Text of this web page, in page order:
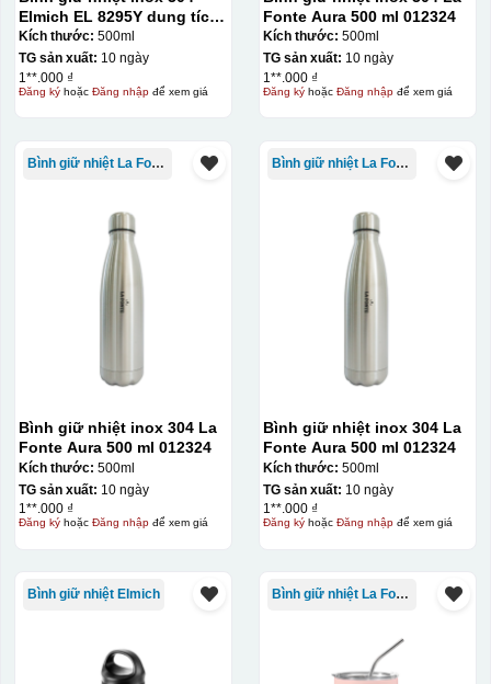
Hộp xi ly sứ
Elmich EL 8295Y dung tích
500ml
Kích thước: 500ml
TG sản xuất: 10 ngày
1**.000 ₫
Đăng kýhoặc Đăng nhậpđể xem giá
Fonte Aura 500 ml 012324
Kích thước: 500ml
TG sản xuất: 10 ngày
1**.000 ₫
Đăng kýhoặc Đăng nhậpđể xem giá
Bình giữ nhiệt La Fonte
Bình giữ nhiệt inox 304 La
Fonte Aura 500 ml 012324
Kích thước: 500ml
TG sản xuất: 10 ngày
1**.000 ₫
Đăng kýhoặc Đăng nhậpđể xem giá
Bình giữ nhiệt La Fonte
Bình giữ nhiệt inox 304 La
Fonte Aura 500 ml 012324
Kích thước: 500ml
TG sản xuất: 10 ngày
1**.000 ₫
Đăng kýhoặc Đăng nhậpđể xem giá
Bình giữ nhiệt Elmich Bình giữ nhiệt La Fonte